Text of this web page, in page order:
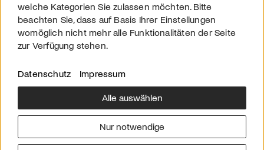
Über uns
Downloads
Werben
Impressum
welche Kategorien Sie zulassen möchten. Bitte
beachten Sie, dass auf Basis Ihrer Einstellungen
womöglich nicht mehr alle Funktionalitäten der Seite
zur Verfügung stehen.
Datenschutz Impressum
Alle auswählen
Nur notwendige